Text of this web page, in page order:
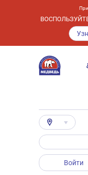
При
Войти